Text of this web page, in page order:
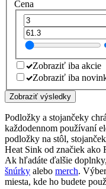
Cena
Zobraziť iba akcie
Zobraziť iba
Zobraziť výsledky
Podložky a stojančeky
každodennom používaní
podložky na stôl,
Heat Sink od značiek
Ak hľadáte ďalšie
šnúrky alebo merch.
miesta, kde ho budete